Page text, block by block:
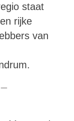
staat
rijke
van